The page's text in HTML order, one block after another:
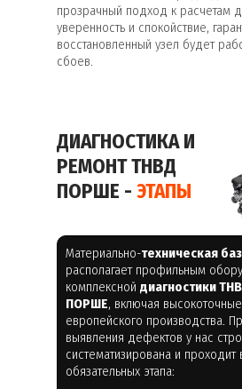
прозрачный подход к расчетам
уверенность и спокойствие,
восстановленный узел будет
сбоев.
Материально-техническая
располагает профильным
комплексной диагностики
ПОРШЕ, включая
европейского производства.
выявления дефектов у нас
систематизирована и проходит
обязательных этапа:
ДИАГНОСТИКА И
РЕМОНТ ТНВД
ПОРШЕ - ЭТАПЫ